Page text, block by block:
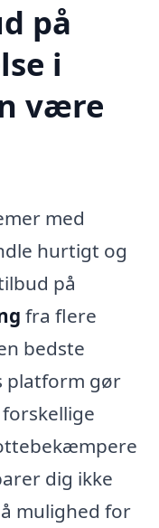
på
i
være
med
hurtigt og
på
fra flere
bedste
platform gør
dig ikke
mulighed for